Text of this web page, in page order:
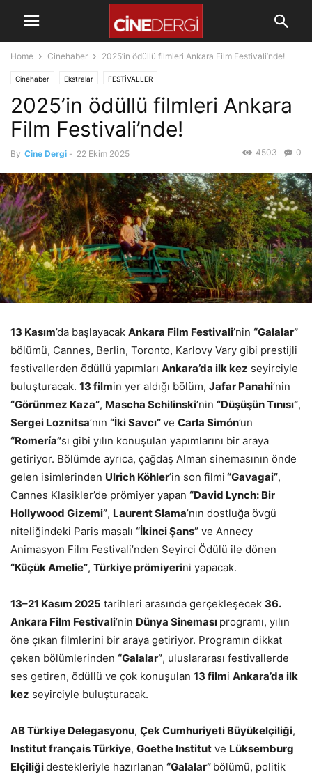
Home Cinehaber 2025’in ödüllü filmleri Ankara Film Festivali’nde!
Cinehaber Ekstralar FESTİVALLER
2025’in ödüllü filmleri Ankara
Film Festivali’nde!
By Cine Dergi - 22 Ekim 2025 0
4503
13 Kasım’da başlayacak Ankara Film Festivali’nin “Galalar”
bölümü, Cannes, Berlin, Toronto, Karlovy Vary gibi prestijli
festivallerden ödüllü yapımları Ankara’da ilk kez seyirciyle
buluşturacak. 13 filmin yer aldığı bölüm, Jafar Panahi’nin
“Görünmez Kaza”, Mascha Schilinski’nin “Düşüşün Tınısı”,
Sergei Loznitsa’nın “İki Savcı”ve Carla Simón’un
“Romería”sı gibi yılın konuşulan yapımlarını bir araya
getiriyor. Bölümde ayrıca, çağdaş Alman sinemasının önde
gelen isimlerinden Ulrich Köhler’in son filmi “Gavagai”,
Cannes Klasikler’de prömiyer yapan “David Lynch: Bir
Hollywood Gizemi”, Laurent Slama’nın dostluğa övgü
niteliğindeki Paris masalı “İkinci Şans” ve Annecy
Animasyon Film Festivali’nden Seyirci Ödülü ile dönen
“Küçük Amelie”, Türkiye prömiyerini yapacak.
13–21 Kasım 2025 tarihleri arasında gerçekleşecek 36.
Ankara Film Festivali’nin Dünya Sineması programı, yılın
öne çıkan filmlerini bir araya getiriyor. Programın dikkat
çeken bölümlerinden “Galalar”, uluslararası festivallerde
ses getiren, ödüllü ve çok konuşulan 13 filmi Ankara’da ilk
kez seyirciyle buluşturacak.
AB Türkiye Delegasyonu, Çek Cumhuriyeti Büyükelçiliği,
Institut français Türkiye, Goethe Institut ve Lüksemburg
Elçiliğidestekleriyle hazırlanan “Galalar” bölümü, politik